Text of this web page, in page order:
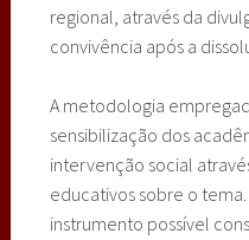
regional, através da
convivência após a
A metodologia
sensibilização dos
intervenção social
educativos sobre o
instrumento possível